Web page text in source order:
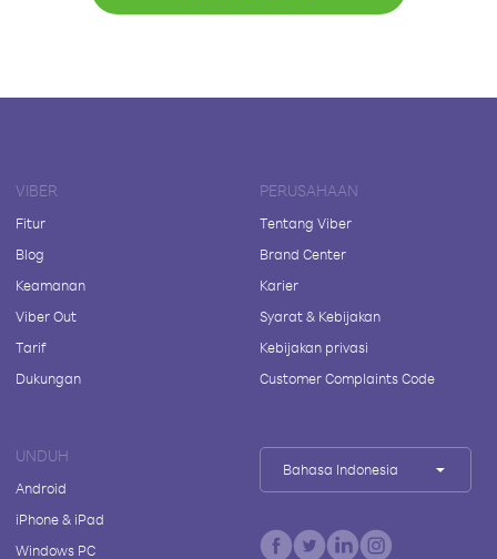
VIBER
Fitur
Blog
Keamanan
Viber Out
Tarif
Dukungan
PERUSAHAAN
Tentang Viber
Brand Center
Karier
Syarat & Kebijakan
Kebijakan privasi
Customer Complaints Code
UNDUH
Android
iPhone & iPad
Windows PC
Bahasa Indonesia